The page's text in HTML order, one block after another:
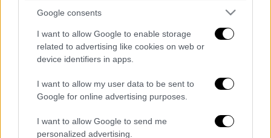
Google consents
I want to allow Google to enable storage
related to advertising like cookies on web or
device identifiers in apps.
I want to allow my user data to be sent to
Google for online advertising purposes.
I want to allow Google to send me
personalized advertising.
Στο σημείο τουτροχαίου
έσπευσαν έξι
πυροσβέστες με δύο οχήματα, οι οποίοι
απεγκλώβισαν χωρίς τις αισθήσεις του τον
ανήλικο,ενώ από τους αστυνομικούς του
προανάκριση για την διακρίβωση των αιτιών
και συνθηκών πρόκλησης του τροχαίου
δυστυχήματος.